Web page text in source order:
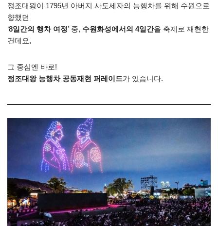
정조대왕이 1795년 아버지 사도세자의 능행차를 위해 수원으로
향했던
‘8일간의 행차 여정’ 중, 수원화성에서의 4일간을 축제로 재현한
건데요,
그 중심엔 바로!
정조대왕 능행차 공동재현 퍼레이드가 있습니다.